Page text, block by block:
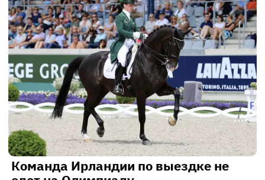
Команда Ирландии по выездке не